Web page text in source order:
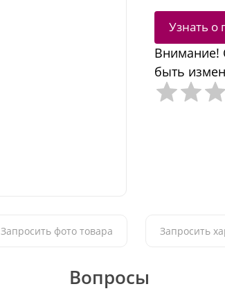
Узнать о
Внимание!
быть
Запросить фото товара Запросить
Вопросы